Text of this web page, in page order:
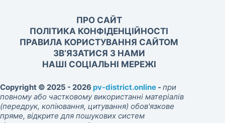
ПРО САЙТ
ПОЛІТИКА КОНФІДЕНЦІЙНОСТІ
ПРАВИЛА КОРИСТУВАННЯ САЙТОМ
ЗВ’ЯЗАТИСЯ З НАМИ
НАШІ СОЦІАЛЬНІ МЕРЕЖІ
Copyright © 2025 - 2026 pv-district.online - при
повному або частковому використанні матеріалів
(передрук, копіювання, цитування) обов'язкове
пряме, відкрите для пошукових систем